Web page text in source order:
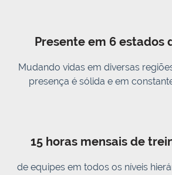
Presente em 6 estados
Mudando vidas em diversas
presença é sólida e em
15 horas mensais de
de equipes em todos os níveis